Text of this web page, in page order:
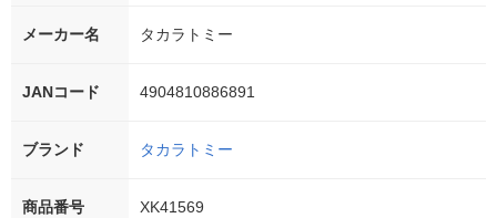
メーカー名 タカラトミー
JANコード 4904810886891
ブランド タカラトミー
商品番号 XK41569